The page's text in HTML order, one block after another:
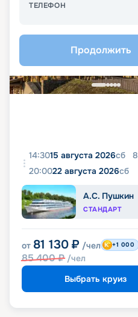
ТЕЛЕФОН
Продолжить
14:3015 августа 2026сб 8
20:0022 августа 2026сб
А.С. Пушкин
СТАНДАРТ
от 81 130 ₽ /чел
85 400₽ /чел
+1 000
Выбрать круиз